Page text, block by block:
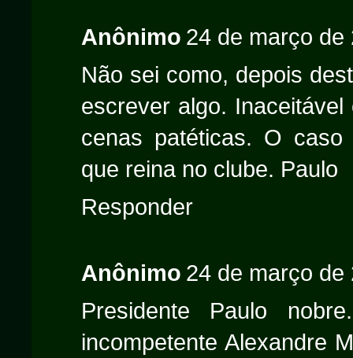
Anônimo 24 de março de
Não sei como, depois
escrever algo.
cenas patéticas. O
que reina no clube. Paulo
Responder
Anônimo 24 de março de
Presidente Paulo
incompetente Alexandre